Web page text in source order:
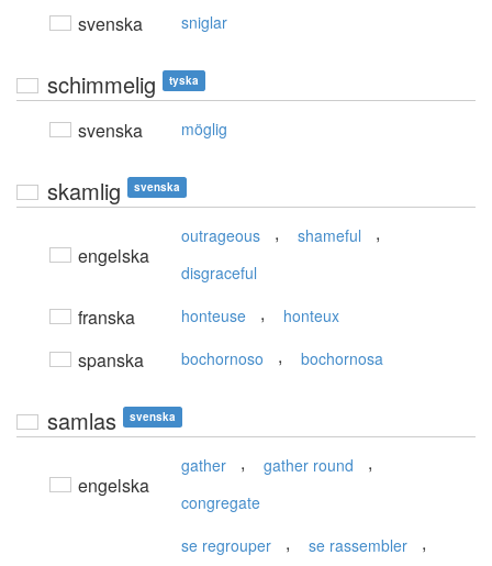
svenska sniglar
schimmelig tyska
svenska möglig
skamlig svenska
engelska
outrageous , shameful ,
disgraceful
franska honteuse , honteux
spanska bochornoso , bochornosa
samlas svenska
engelska
gather , gather round ,
congregate
se regrouper , se rassembler ,